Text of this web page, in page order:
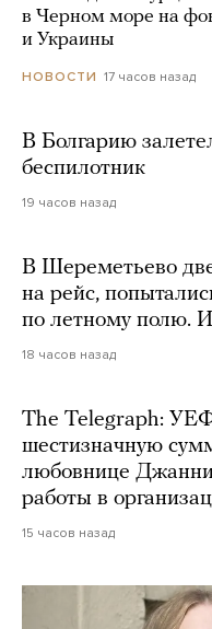
в Черном море на
и Украины
НОВОСТИ 17 часов назад
В Болгарию
беспилотник
19 часов назад
В Шереметьево
на рейс,
по летному полю.
18 часов назад
The Telegraph:
шестизначную
любовнице
работы в
15 часов назад